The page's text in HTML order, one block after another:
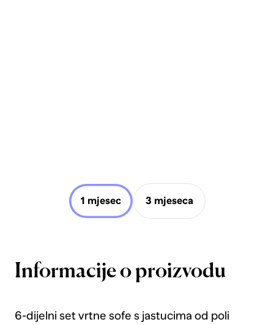
1 mjesec 3 mjeseca
Informacije o proizvodu
6-dijelni set vrtne sofe s jastucima od poli